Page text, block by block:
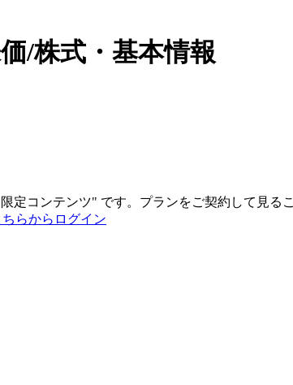
/株式・基本情報
限定コンテンツ" です。プランをご契約して見る
らからログイン